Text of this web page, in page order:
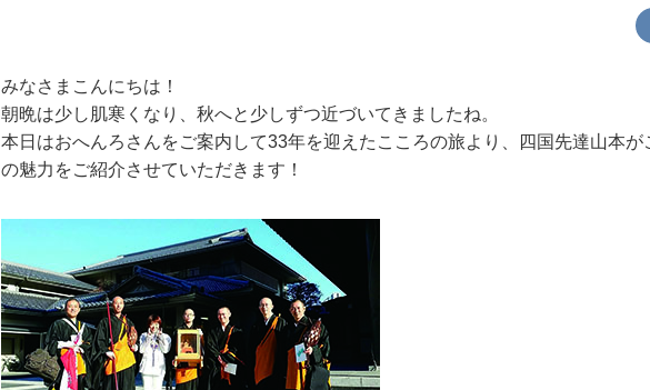
みなさまこんにちは！
朝晩は少し肌寒くなり、秋へと少しずつ近づいてきましたね。
本日はおへんろさんをご案内して33年を迎えたこころの旅より、四国先達山本が
の魅力をご紹介させていただきます！